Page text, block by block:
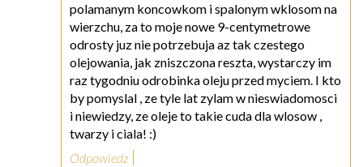
polamanym koncowkom i spalonym wklosom na
wierzchu, za to moje nowe 9-centymetrowe
odrosty juz nie potrzebuja az tak czestego
olejowania, jak zniszczona reszta, wystarczy im
raz tygodniu odrobinka oleju przed myciem. I kto
by pomyslal , ze tyle lat zylam w nieswiadomosci
i niewiedzy, ze oleje to takie cuda dla wlosow ,
twarzy i ciala! :)
Odpowiedz